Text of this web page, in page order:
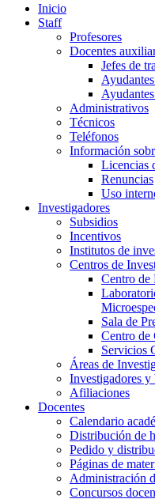
Inicio
Staff
Profesores
Docentes
Jefes de
Administrativos
Técnicos
Teléfonos
Información
Licencias
Renuncias
Uso
Investigadores
Subsidios
Incentivos
Institutos de
Centros de
Centro de
Sala de
Centro de
Servicios
Áreas de
Investigadores y
Afiliaciones
Docentes
Calendario
Distribución de
Pedido y
Páginas de
Administración
Concursos